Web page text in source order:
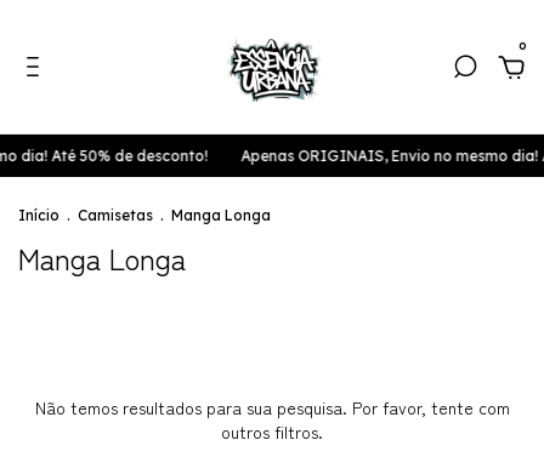
0
dia! Até 50% de desconto! Apenas ORIGINAIS, Envio no mesmo dia!
Início . Camisetas . Manga Longa
Manga Longa
Não temos resultados para sua pesquisa. Por favor, tente com
outros filtros.